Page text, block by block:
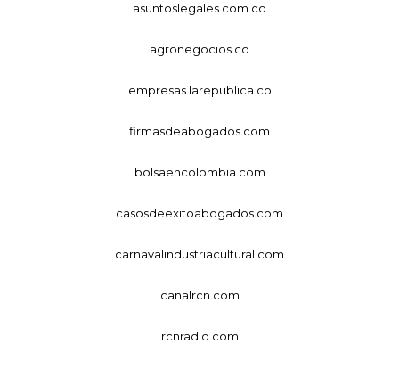
asuntoslegales.com.co
agronegocios.co
empresas.larepublica.co
firmasdeabogados.com
bolsaencolombia.com
casosdeexitoabogados.com
carnavalindustriacultural.com
canalrcn.com
rcnradio.com